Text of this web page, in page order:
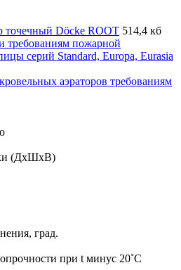
точечный Döcke ROOT 514,4 кб
требованиям пожарной
серий Standard, Europa, Eurasia
аэраторов требованиям
(ДхШхВ)
град.
при t минус 20˚C